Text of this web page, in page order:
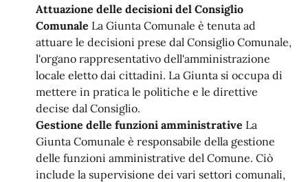
Attuazione delle decisioni del Consiglio
Comunale La Giunta Comunale è tenuta ad
attuare le decisioni prese dal Consiglio Comunale,
l'organo rappresentativo dell'amministrazione
locale eletto dai cittadini. La Giunta si occupa di
mettere in pratica le politiche e le direttive
decise dal Consiglio.
Gestione delle funzioni amministrative La
Giunta Comunale è responsabile della gestione
delle funzioni amministrative del Comune. Ciò
include la supervisione dei vari settori comunali,